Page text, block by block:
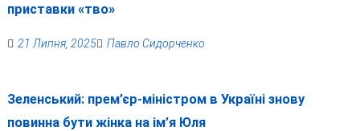
приставки «тво»
21 Липня, 2025 Павло Сидорченко
Зеленський: прем’єр-міністром в Україні знову
повинна бути жінка на ім’я Юля